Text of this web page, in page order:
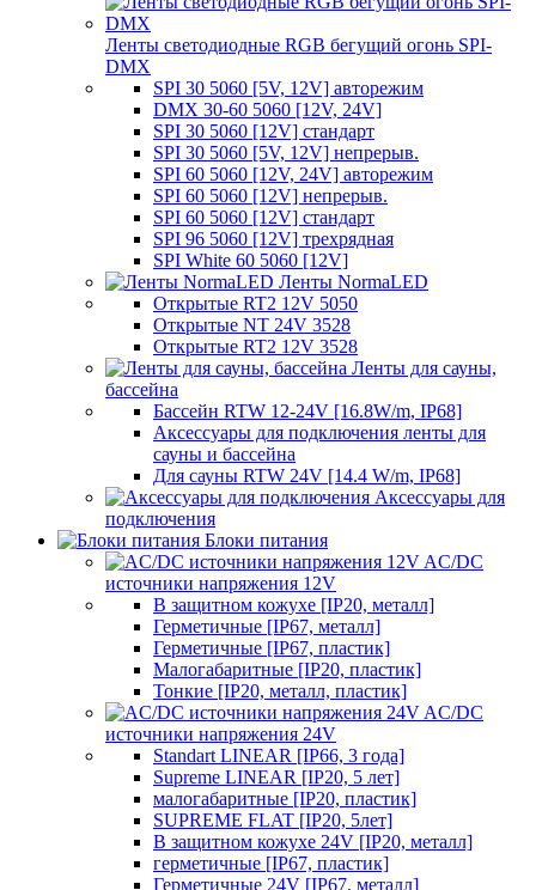
Ленты светодиодные RGB бегущий огонь SPI-
DMX
SPI 30 5060 [5V, 12V] авторежим
DMX 30-60 5060 [12V, 24V]
SPI 30 5060 [12V] стандарт
SPI 30 5060 [5V, 12V] непрерыв.
SPI 60 5060 [12V, 24V] авторежим
SPI 60 5060 [12V] непрерыв.
SPI 60 5060 [12V] стандарт
SPI 96 5060 [12V] трехрядная
SPI White 60 5060 [12V]
Ленты NormaLED
Открытые RT2 12V 5050
Открытые NT 24V 3528
Открытые RT2 12V 3528
Ленты для сауны,
бассейна
Бассейн RTW 12-24V [16.8W/m, IP68]
Аксессуары для подключения ленты для
сауны и бассейна
Для сауны RTW 24V [14.4 W/m, IP68]
Аксессуары для
подключения
Блоки питания
AC/DC
источники напряжения 12V
В защитном кожухе [IP20, металл]
Герметичные [IP67, металл]
Герметичные [IP67, пластик]
Малогабаритные [IP20, пластик]
Тонкие [IP20, металл, пластик]
AC/DC
источники напряжения 24V
Standart LINEAR [IP66, 3 года]
Supreme LINEAR [IP20, 5 лет]
малогабаритные [IP20, пластик]
SUPREME FLAT [IP20, 5лет]
В защитном кожухе 24V [IP20, металл]
герметичные [IP67, пластик]
Герметичные 24V [IP67, металл]